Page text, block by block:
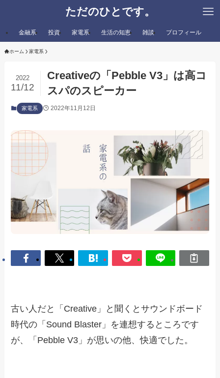
ただのひとです。
金融系 投資 家電系 生活の知恵 雑談 プロフィール
ホーム 家電系
Creativeの「Pebble V3」は高コ
スパのスピーカー
2022
11/12
家電系 2022年11月12日
古い人だと「Creative」と聞くとサウンドボード
時代の「Sound Blaster」を連想するところです
が、「Pebble V3」が思いの他、快適でした。